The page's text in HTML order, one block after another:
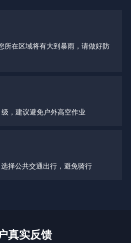
所在区域将有大到暴雨，请做好防
，建议避免户外高空作业
择公共交通出行，避免骑行
真实反馈